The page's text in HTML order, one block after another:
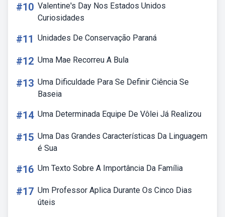
#10 Valentine's Day Nos Estados Unidos
Curiosidades
#11 Unidades De Conservação Paraná
#12 Uma Mae Recorreu A Bula
#13 Uma Dificuldade Para Se Definir Ciência Se
Baseia
#14 Uma Determinada Equipe De Vôlei Já Realizou
#15 Uma Das Grandes Características Da Linguagem
é Sua
#16 Um Texto Sobre A Importância Da Família
#17 Um Professor Aplica Durante Os Cinco Dias
úteis